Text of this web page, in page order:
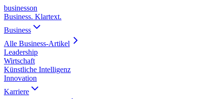
businesson
Business. Klartext.
Business
Alle Business-Artikel
Leadership
Wirtschaft
Künstliche Intelligenz
Innovation
Karriere